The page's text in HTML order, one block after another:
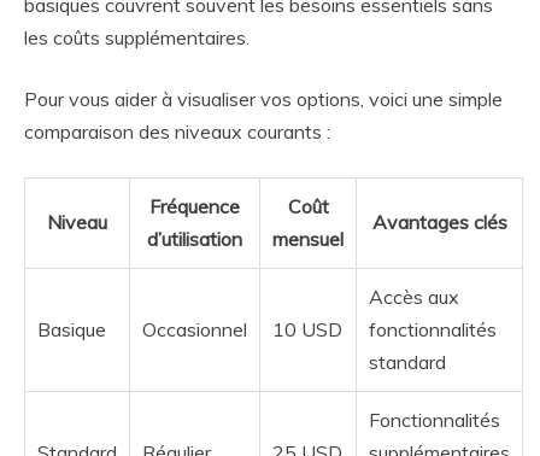
les coûts supplémentaires.
Pour vous aider à visualiser vos options, voici une simple
comparaison des niveaux courants :
Niveau
Fréquence
d’utilisation
Coût
mensuel
Avantages clés
Basique Occasionnel 10 USD
Accès aux
fonctionnalités
standard
Fonctionnalités